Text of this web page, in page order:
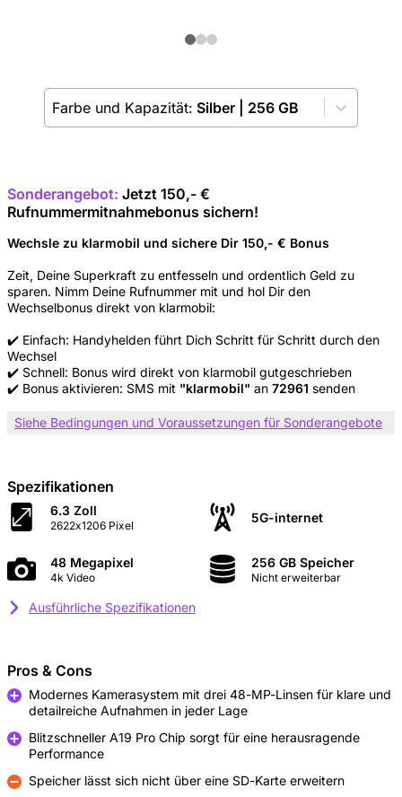
Farbe und Kapazität: Silber 256 GB
Sonderangebot: Jetzt 150,- €
Rufnummermitnahmebonus sichern!
Wechsle zu klarmobil und sichere Dir 150,- € Bonus
Zeit, Deine Superkraft zu entfesseln und ordentlich Geld zu
sparen. Nimm Deine Rufnummer mit und hol Dir den
Wechselbonus direkt von klarmobil:
✔️ Einfach: Handyhelden führt Dich Schritt für Schritt durch den
Wechsel
✔️ Schnell: Bonus wird direkt von klarmobil gutgeschrieben
✔️ Bonus aktivieren: SMS mit "klarmobil" an 72961 senden
Siehe Bedingungen und Voraussetzungen für Sonderangebote
Spezifikationen
6.3 Zoll
2622x1206 Pixel
5G-internet
48 Megapixel
4k Video
256 GB Speicher
Nicht erweiterbar
Ausführliche Spezifikationen
Pros & Cons
Modernes Kamerasystem mit drei 48-MP-Linsen für klare und
detailreiche Aufnahmen in jeder Lage
Blitzschneller A19 Pro Chip sorgt für eine herausragende
Performance
Kontra
Speicher lässt sich nicht über eine SD-Karte erweitern